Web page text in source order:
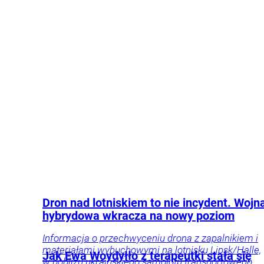
Dron nad lotniskiem to nie incydent.
hybrydowa wkracza na nowy poziom
Informacja o przechwyceniu drona z zapalnikiem i
materiałami wybuchowymi na lotnisku Lipsk/Halle,
Jak Ewa Woydyłło z terapeutki stała się